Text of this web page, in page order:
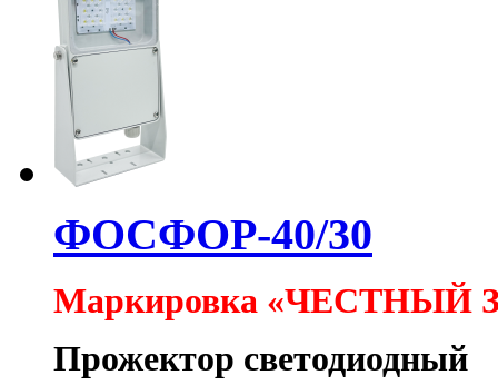
ФОСФОР-40/30
Маркировка «ЧЕСТНЫЙ
Прожектор светодиодный